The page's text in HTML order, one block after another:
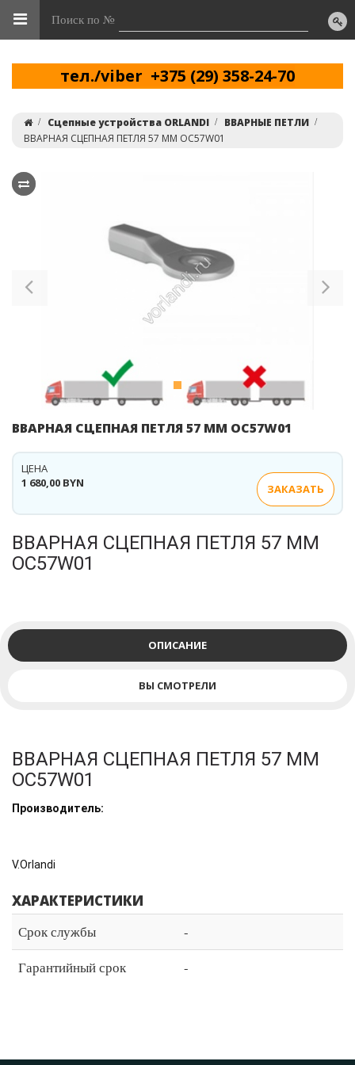
Поиск по №
тел./viber +375 (29) 358-24-70
Сцепные устройства ORLANDI
ВВАРНЫЕ ПЕТЛИ
ВВАРНАЯ СЦЕПНАЯ ПЕТЛЯ 57 ММ OC57W01
Previous
ВВАРНАЯ СЦЕПНАЯ ПЕТЛЯ 57 ММ OC57W01
1 680,00 BYN
ЦЕНА
ЗАКАЗАТЬ
ВВАРНАЯ СЦЕПНАЯ ПЕТЛЯ 57 ММ
OC57W01
ОПИСАНИЕ
ВЫ СМОТРЕЛИ
ВВАРНАЯ СЦЕПНАЯ ПЕТЛЯ 57 ММ
OC57W01
Производитель:
V.Orlandi
ХАРАКТЕРИСТИКИ
Срок службы
-
Гарантийный срок
-